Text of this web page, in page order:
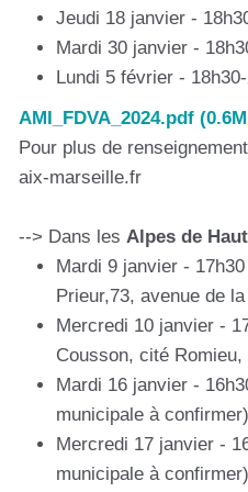
Jeudi 18 janvier -
Mardi 30 janvier -
Lundi 5 février -
AMI_FDVA_2024.pdf
Pour plus de
aix-marseille.fr
--> Dans les Alpes de
Mardi 9 janvier -
Prieur,73, avenue de
Mercredi 10 janvier -
Cousson, cité
Mardi 16 janvier -
municipale à confirmer)
Mercredi 17 janvier -
municipale à confirmer)